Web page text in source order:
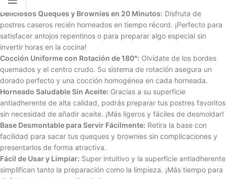
Deliciosos Queques y Brownies en 20 Minutos: Disfruta de
postres caseros recién horneados en tiempo récord. ¡Perfecto para
satisfacer antojos repentinos o para preparar algo especial sin
invertir horas en la cocina!
Cocción Uniforme con Rotación de 180°: Olvídate de los bordes
quemados y el centro crudo. Su sistema de rotación asegura un
dorado perfecto y una cocción homogénea en cada horneada.
Horneado Saludable Sin Aceite: Gracias a su superficie
antiadherente de alta calidad, podrás preparar tus postres favoritos
sin necesidad de añadir aceite. ¡Más ligeros y fáciles de desmoldar!
Base Desmontable para Servir Fácilmente: Retira la base con
facilidad para sacar tus queques y brownies sin complicaciones y
presentarlos de forma atractiva.
Fácil de Usar y Limpiar: Super intuitivo y la superficie antiadherente
simplifican tanto la preparación como la limpieza. ¡Más tiempo para